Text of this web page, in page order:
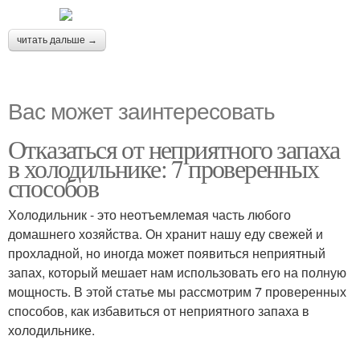
читать дальше →
Вас может заинтересовать
Отказаться от неприятного запаха
в холодильнике: 7 проверенных
способов
Холодильник - это неотъемлемая часть любого
домашнего хозяйства. Он хранит нашу еду свежей и
прохладной, но иногда может появиться неприятный
запах, который мешает нам использовать его на полную
мощность. В этой статье мы рассмотрим 7 проверенных
способов, как избавиться от неприятного запаха в
холодильнике.